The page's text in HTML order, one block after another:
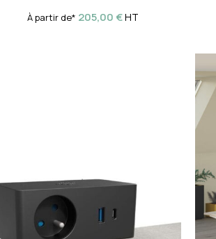
À partir de* 205,00€HT